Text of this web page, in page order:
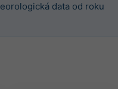
data od roku